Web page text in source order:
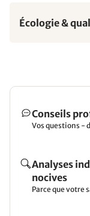
Écologie &
Conseils
Vos questions -
Analyses
nocives
Parce que votre